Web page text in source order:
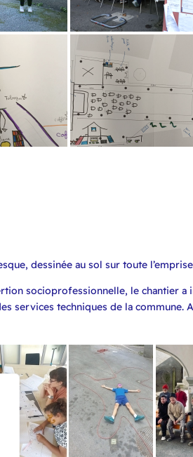
dessinée au sol sur toute
socioprofessionnelle, le chantier
services techniques de la commune.